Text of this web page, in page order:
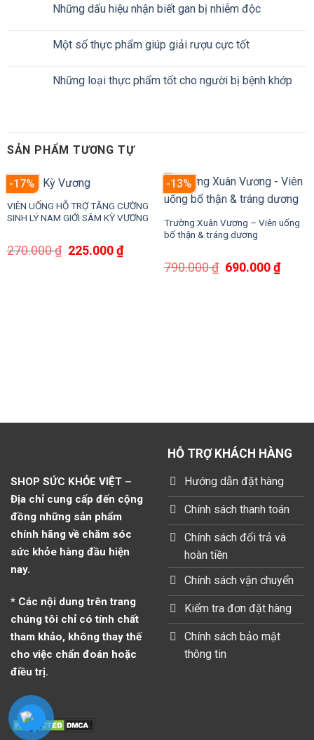
Những dấu hiệu nhận biết gan bị nhiễm độc
Một số thực phẩm giúp giải rượu cực tốt
Những loại thực phẩm tốt cho người bị bệnh khớp
SẢN PHẨM TƯƠNG TỰ
-17%
VIÊN UỐNG HỖ TRỢ TĂNG CƯỜNG
SINH LÝ NAM GIỚI SÂM KỲ VƯƠNG
270.000₫ Giá
225.000₫Giá
hiện
-13%
Trường Xuân Vương – Viên uống
bổ thận & tráng dương
790.000₫ Giá
690.000₫Giá
hiện
SHOP SỨC KHỎE VIỆT –
Địa chỉ cung cấp đến cộng
đồng những sản phẩm
chính hãng về chăm sóc
sức khỏe hàng đầu hiện
nay.
* Các nội dung trên trang
chúng tôi chỉ có tính chất
tham khảo, không thay thế
cho việc chẩn đoán hoặc
điều trị.
HỖ TRỢ KHÁCH HÀNG
Hướng dẫn đặt hàng
Chính sách thanh toán
Chính sách đổi trả và
hoàn tiền
Chính sách vận chuyển
Kiểm tra đơn đặt hàng
Chính sách bảo mật
thông tin